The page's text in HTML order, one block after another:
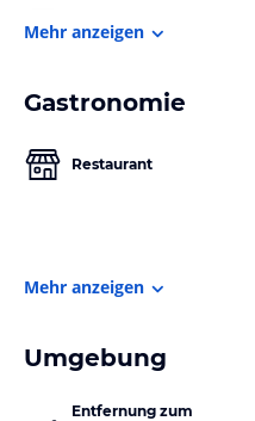
Mehr anzeigen
Gastronomie
Restaurant
Mehr anzeigen
Umgebung
Entfernung zum